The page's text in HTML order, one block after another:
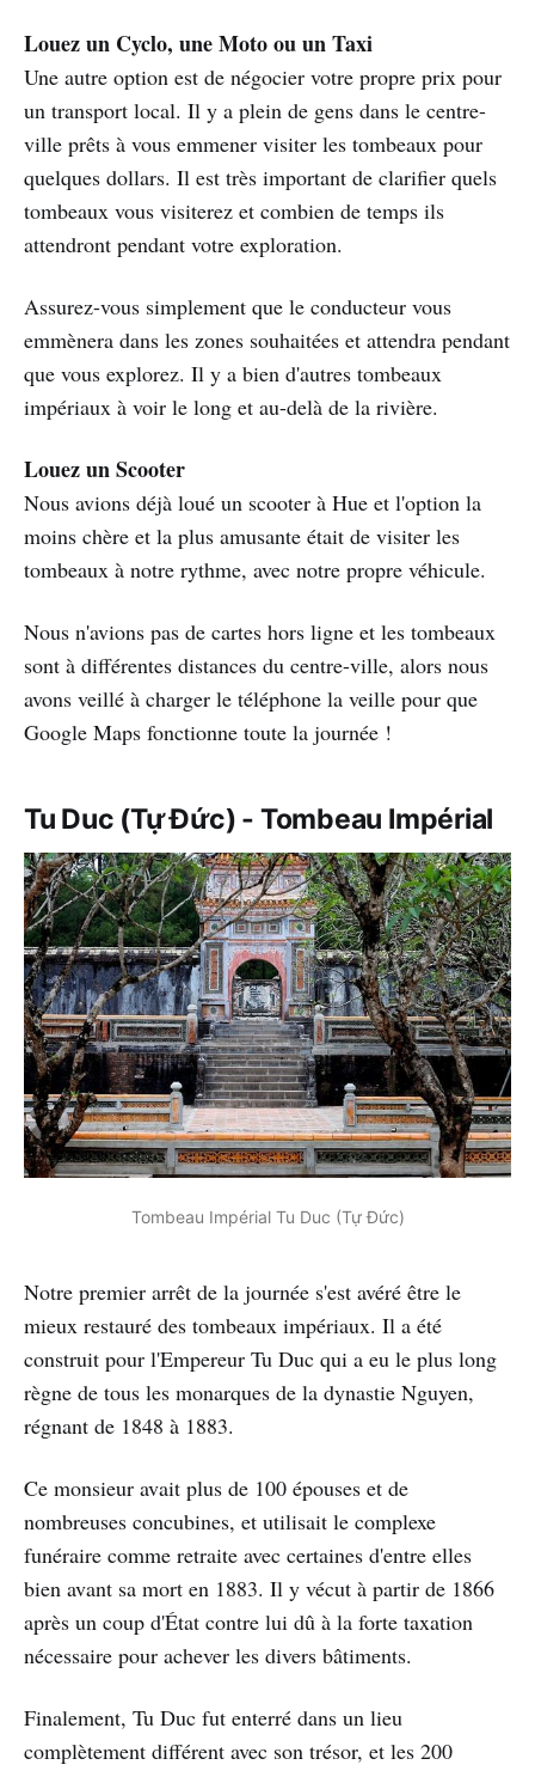
Louez un Cyclo, une Moto ou un Taxi
Une autre option est de négocier votre propre prix pour
un transport local. Il y a plein de gens dans le centre-
ville prêts à vous emmener visiter les tombeaux pour
quelques dollars. Il est très important de clarifier quels
tombeaux vous visiterez et combien de temps ils
attendront pendant votre exploration.
Assurez-vous simplement que le conducteur vous
emmènera dans les zones souhaitées et attendra pendant
que vous explorez. Il y a bien d'autres tombeaux
impériaux à voir le long et au-delà de la rivière.
Louez un Scooter
Nous avions déjà loué un scooter à Hue et l'option la
moins chère et la plus amusante était de visiter les
tombeaux à notre rythme, avec notre propre véhicule.
Nous n'avions pas de cartes hors ligne et les tombeaux
sont à différentes distances du centre-ville, alors nous
avons veillé à charger le téléphone la veille pour que
Google Maps fonctionne toute la journée !
Tu Duc (Tự Đức) - Tombeau Impérial
Tombeau Impérial Tu Duc (Tự Đức)
Notre premier arrêt de la journée s'est avéré être le
mieux restauré des tombeaux impériaux. Il a été
construit pour l'Empereur Tu Duc qui a eu le plus long
règne de tous les monarques de la dynastie Nguyen,
régnant de 1848 à 1883.
Ce monsieur avait plus de 100 épouses et de
nombreuses concubines, et utilisait le complexe
funéraire comme retraite avec certaines d'entre elles
bien avant sa mort en 1883. Il y vécut à partir de 1866
après un coup d'État contre lui dû à la forte taxation
nécessaire pour achever les divers bâtiments.
Finalement, Tu Duc fut enterré dans un lieu
complètement différent avec son trésor, et les 200